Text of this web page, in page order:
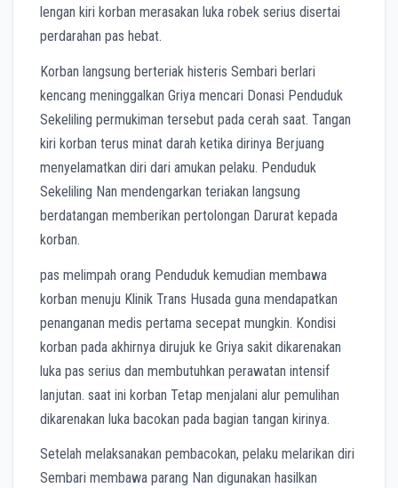
lengan kiri korban merasakan luka robek serius disertai
perdarahan pas hebat.
Korban langsung berteriak histeris Sembari berlari
kencang meninggalkan Griya mencari Donasi Penduduk
Sekeliling permukiman tersebut pada cerah saat. Tangan
kiri korban terus minat darah ketika dirinya Berjuang
menyelamatkan diri dari amukan pelaku. Penduduk
Sekeliling Nan mendengarkan teriakan langsung
berdatangan memberikan pertolongan Darurat kepada
korban.
pas melimpah orang Penduduk kemudian membawa
korban menuju Klinik Trans Husada guna mendapatkan
penanganan medis pertama secepat mungkin. Kondisi
korban pada akhirnya dirujuk ke Griya sakit dikarenakan
luka pas serius dan membutuhkan perawatan intensif
lanjutan. saat ini korban Tetap menjalani alur pemulihan
dikarenakan luka bacokan pada bagian tangan kirinya.
Setelah melaksanakan pembacokan, pelaku melarikan diri
Sembari membawa parang Nan digunakan hasilkan